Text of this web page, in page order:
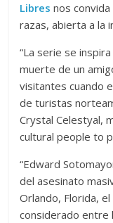
Libres nos
razas, abierta a la
“La serie se
muerte de un
visitantes cuando
de turistas
Crystal Celestyal,
cultural people to
“Edward
del asesinato
Orlando, Florida,
considerado entre